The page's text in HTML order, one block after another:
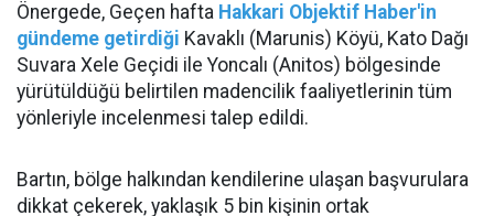
Önergede, Geçen hafta Hakkari Objektif Haber'in
gündeme getirdiği Kavaklı (Marunis) Köyü, Kato Dağı
Suvara Xele Geçidi ile Yoncalı (Anitos) bölgesinde
yürütüldüğü belirtilen madencilik faaliyetlerinin tüm
yönleriyle incelenmesi talep edildi.
Bartın, bölge halkından kendilerine ulaşan başvurulara
dikkat çekerek, yaklaşık 5 bin kişinin ortak